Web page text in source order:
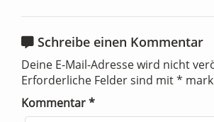
Schreibe einen Kommentar
Deine E-Mail-Adresse wird nicht
Erforderliche Felder sind mit*
Kommentar*